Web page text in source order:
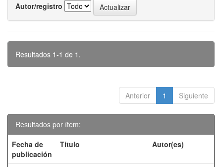
Autor/registro
Resultados 1-1 de 1.
Anterior 1 Siguiente
Resultados por ítem:
Fecha de
publicación
Título Autor(es)